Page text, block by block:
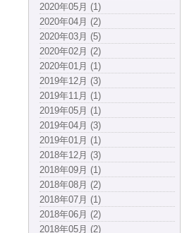
2020年05月 (1)
2020年04月 (2)
2020年03月 (5)
2020年02月 (2)
2020年01月 (1)
2019年12月 (3)
2019年11月 (1)
2019年05月 (1)
2019年04月 (3)
2019年01月 (1)
2018年12月 (3)
2018年09月 (1)
2018年08月 (2)
2018年07月 (1)
2018年06月 (2)
2018年05月 (2)